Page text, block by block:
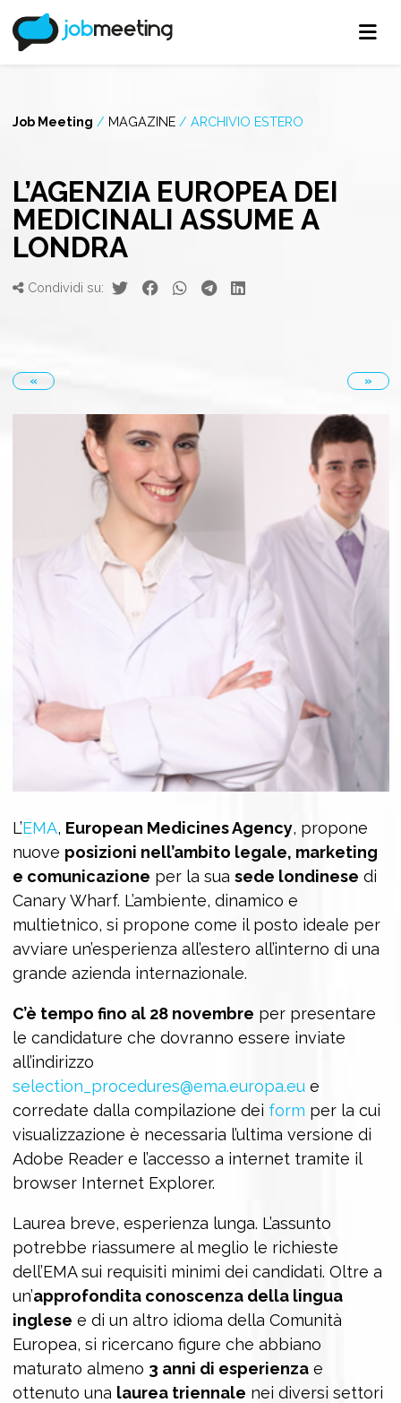
Job Meeting / MAGAZINE / ARCHIVIO ESTERO
L’AGENZIA EUROPEA DEI
MEDICINALI ASSUME A
LONDRA
Condividi su:
« »
L’EMA, European Medicines Agency, propone
nuove posizioni nell’ambito legale, marketing
e comunicazione per la sua sede londinese di
Canary Wharf. L’ambiente, dinamico e
multietnico, si propone come il posto ideale per
avviare un’esperienza all’estero all’interno di una
grande azienda internazionale.
C’è tempo fino al 28 novembre per presentare
le candidature che dovranno essere inviate
all’indirizzo
selection_procedures@ema.europa.eue
corredate dalla compilazione dei form per la cui
visualizzazione è necessaria l’ultima versione di
Adobe Reader e l’accesso a internet tramite il
browser Internet Explorer.
Laurea breve, esperienza lunga. L’assunto
potrebbe riassumere al meglio le richieste
dell’EMA sui requisiti minimi dei candidati. Oltre a
un’approfondita conoscenza della lingua
inglese e di un altro idioma della Comunità
Europea, si ricercano figure che abbiano
maturato almeno 3 anni di esperienzae
ottenuto una laurea triennale nei diversi settori